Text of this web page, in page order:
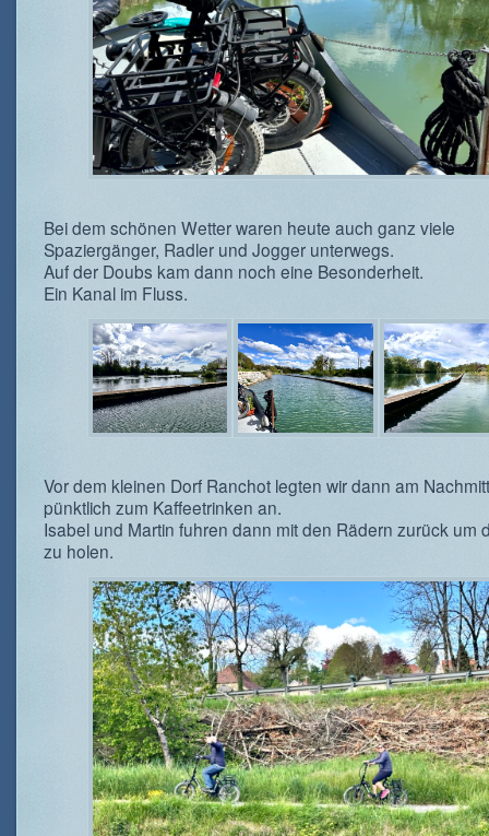
Bei dem schönen Wetter waren heute auch ganz viele
Spaziergänger, Radler und Jogger unterwegs.
Auf der Doubs kam dann noch eine Besonderheit.
Ein Kanal im Fluss.
Vor dem kleinen Dorf Ranchot legten wir dann am
pünktlich zum Kaffeetrinken an.
Isabel und Martin fuhren dann mit den Rädern zurück um
zu holen.